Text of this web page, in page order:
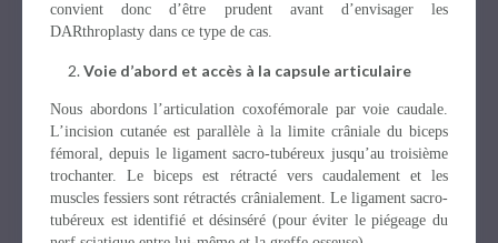
convient donc d’être prudent avant d’envisager les
DARthroplasty dans ce type de cas.
Voie d’abord et accès à la capsule articulaire
Nous abordons l’articulation coxofémorale par voie caudale.
L’incision cutanée est parallèle à la limite crâniale du biceps
fémoral, depuis le ligament sacro-tubéreux jusqu’au troisième
trochanter. Le biceps est rétracté vers caudalement et les
muscles fessiers sont rétractés crânialement. Le ligament sacro-
tubéreux est identifié et désinséré (pour éviter le piégeage du